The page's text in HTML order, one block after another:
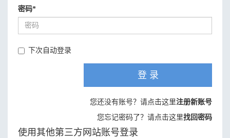
密码*
下次自动登录
登 录
您还没有账号？请点击这里注册新账号
您忘记密码了？请点击这里找回密码
使用其他第三方网站账号登录